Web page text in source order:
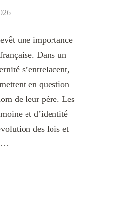
une importance
Dans un
s’entrelacent,
en question
de leur père. Les
et d’identité
des lois et
…